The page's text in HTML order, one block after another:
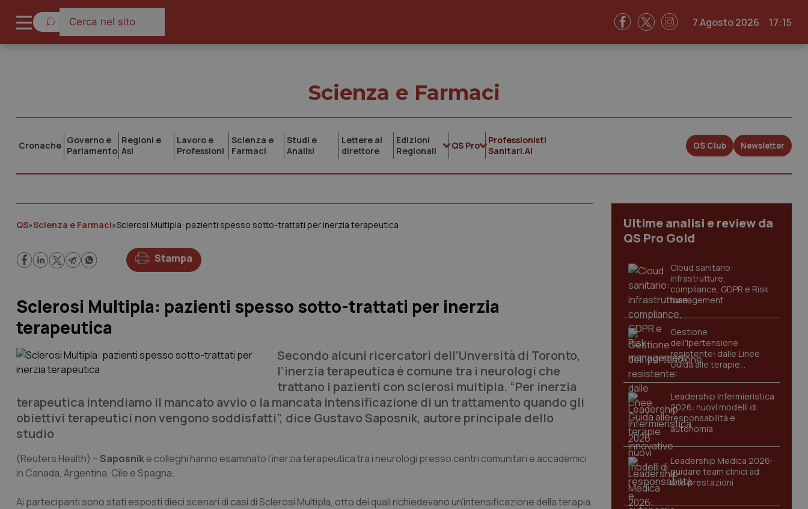
7 Agosto 2026 17:15
Scienza e Farmaci
Cronache Governo e
Parlamento
Regioni e
Asl
Lavoro e
Professioni
Scienza e
Farmaci
Studi e
Analisi
Lettere al
direttore
Edizioni
Regionali
QS Pro
Professionisti
Sanitari.AI
QS Club Newsletter
QS»Scienza e Farmaci»Sclerosi Multipla: pazienti spesso sotto-trattati per inerzia terapeutica
Stampa
Sclerosi Multipla: pazienti spesso sotto-trattati per inerzia
terapeutica
Secondo alcuni ricercatori dell’Unversità di Toronto,
l’inerzia terapeutica è comune tra i neurologi che
trattano i pazienti con sclerosi multipla. “Per inerzia
terapeutica intendiamo il mancato avvio o la mancata intensificazione di un trattamento quando gli
obiettivi terapeutici non vengono soddisfatti”, dice Gustavo Saposnik, autore principale dello
studio
(Reuters Health) – Saposnike colleghi hanno esaminato l’inerzia terapeutica tra i neurologi presso centri comunitari e accademici
in Canada, Argentina, Cile e Spagna.
Ai partecipanti sono stati esposti dieci scenari di casi di Sclerosi Multipla, otto dei quali richiedevano un’intensificazione della terapia.
Ultime analisi e review da
QS Pro Gold
Cloud sanitario:
infrastrutture,
compliance, GDPR e Risk
management
Gestione
dell'Ipertensione
resistente: dalle Linee
Guida alle terapie
innovative
Leadership Infermieristica
2026: nuovi modelli di
responsabilità e
autonomia
Leadership Medica 2026:
guidare team clinici ad
alte prestazioni